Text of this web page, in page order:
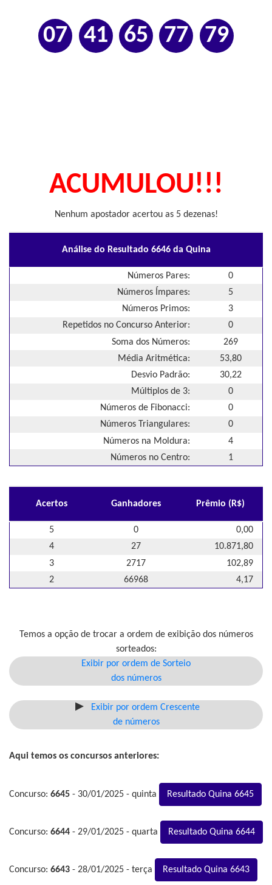
07 41 65 77 79
ACUMULOU!!!
Nenhum apostador acertou as 5 dezenas!
Análise do Resultado 6646 da Quina
Números Pares:
0
Números Ímpares:
5
Números Primos:
3
Repetidos no Concurso Anterior:
0
Soma dos Números:
269
Média Aritmética:
53,80
Desvio Padrão:
30,22
Múltiplos de 3:
0
Números de Fibonacci:
0
Números Triangulares:
0
Números na Moldura:
4
Números no Centro:
1
Acertos Ganhadores Prêmio (R$)
5 0
0,00
4
27
10.871,80
3
2717
102,89
2
66968 4,17
Temos a opção de trocar a ordem de exibição dos números
sorteados:
Exibir por ordem de Sorteio
dos números
Exibir por ordem Crescente
de números
Aqui temos os concursos anteriores:
Concurso: 6645 - 30/01/2025 - quinta Resultado Quina 6645
Concurso: 6644 - 29/01/2025 - quarta Resultado Quina 6644
Concurso: 6643 - 28/01/2025 - terça Resultado Quina 6643